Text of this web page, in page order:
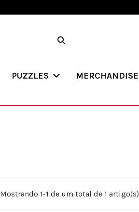
PUZZLES MERCHANDISE
Mostrando 1-1 de um total de 1 artigo(s)